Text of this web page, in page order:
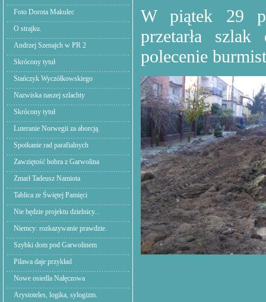
Foto Dorota Makulec
O strajku.
Andrzej Szenajch w PR 2
Skrócony tytuł
Stańczyk Wyczółkowskiego
Nazwiska naszej szlachty
Skrócony tytuł
Luteranie Norwegii za aborcją.
Spotkanie rad parafialnych
Zawziętość bobra z Garwolina
Zmarł Tadeusz Namiota
Tablica ze Świętej Pamięci
Nie będzie projektu dzielnicy...
Niemcy: rozkazywanie prawdzie.
Szybki dom pod Garwolinem
Pilawa daje przykład
Nowe osiedla Nałęczowa
Arystoteles, logika, sylogizm.
W piątek 29
przetarła
polecenie